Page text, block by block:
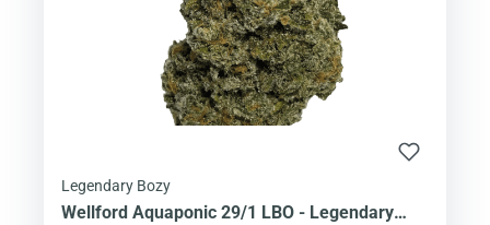
Legendary Bozy
Wellford Aquaponic 29/1 LBO - Legendary